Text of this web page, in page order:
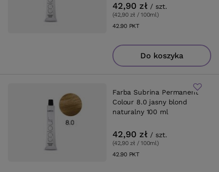
42,90 zł / szt.
(42,90 zł / 100ml)
42.90PKTpunktów
Do koszyka
Farba Subrina Permanent
Colour 8.0 jasny blond
naturalny 100 ml
42,90 zł / szt.
(42,90 zł / 100ml)
42.90PKTpunktów